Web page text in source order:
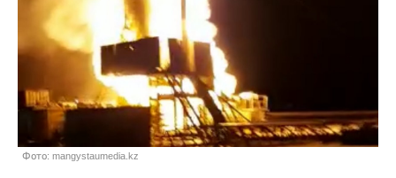
Фото: mangystaumedia.kz